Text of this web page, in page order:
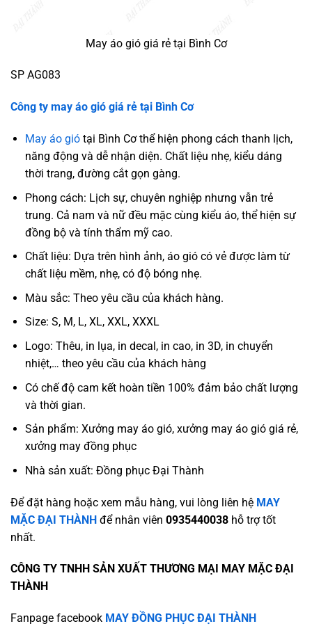
May áo gió giá rẻ tại Bình Cơ
SP AG083
Công ty may áo gió giá rẻ tại Bình Cơ
May áo giótại Bình Cơ thể hiện phong cách thanh lịch,
năng động và dễ nhận diện. Chất liệu nhẹ, kiểu dáng
thời trang, đường cắt gọn gàng.
Phong cách: Lịch sự, chuyên nghiệp nhưng vẫn trẻ
trung. Cả nam và nữ đều mặc cùng kiểu áo, thể hiện sự
đồng bộ và tính thẩm mỹ cao.
Chất liệu: Dựa trên hình ảnh, áo gió có vẻ được làm từ
chất liệu mềm, nhẹ, có độ bóng nhẹ.
Màu sắc: Theo yêu cầu của khách hàng.
Size: S, M, L, XL, XXL, XXXL
Logo: Thêu, in lụa, in decal, in cao, in 3D, in chuyển
nhiệt,… theo yêu cầu của khách hàng
Có chế độ cam kết hoàn tiền 100% đảm bảo chất lượng
và thời gian.
Sản phẩm: Xưởng may áo gió, xưởng may áo gió giá rẻ,
xưởng may đồng phục
Nhà sản xuất: Đồng phục Đại Thành
Để đặt hàng hoặc xem mẫu hàng, vui lòng liên hệ MAY
MẶC ĐẠI THÀNH để nhân viên 0935440038 hỗ trợ tốt
nhất.
CÔNG TY TNHH SẢN XUẤT THƯƠNG MẠI MAY MẶC ĐẠI
THÀNH
Fanpage facebook MAY ĐỒNG PHỤC ĐẠI THÀNH